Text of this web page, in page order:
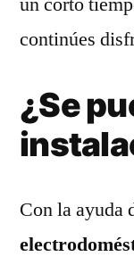
continúes
¿Se
Con la ayuda